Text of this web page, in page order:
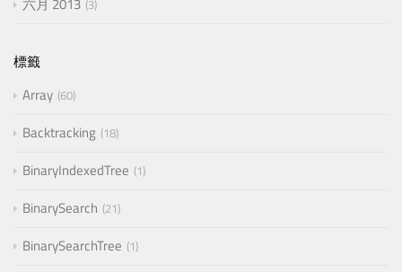
3
標籤
Array 60
Backtracking 18
BinaryIndexedTree 1
BinarySearch 21
BinarySearchTree 1